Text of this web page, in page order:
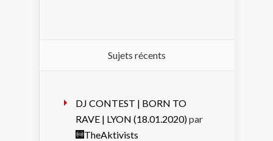
Sujets récents
DJ CONTEST | BORN TO
RAVE | LYON (18.01.2020)par
TheAktivists